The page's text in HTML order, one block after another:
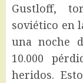
Gustloff,
soviético en
una noche
10.000
heridos.